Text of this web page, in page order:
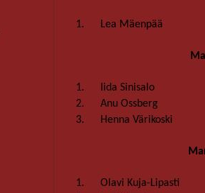
1. Lea Mäenpää
1. Iida Sinisalo
2.
Anu Ossberg
3.
Henna Värikoski
1. Olavi Kuja-Lipasti